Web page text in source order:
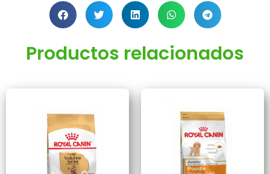
Productos relacionados